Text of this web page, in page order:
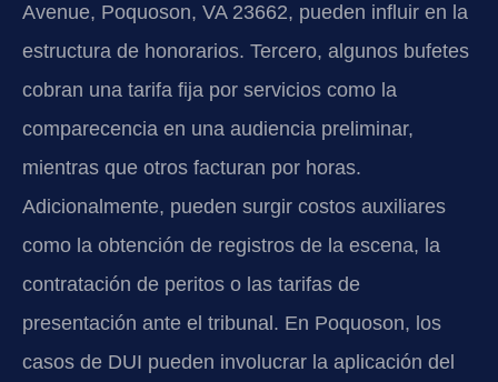
Avenue, Poquoson, VA 23662, pueden influir en la
estructura de honorarios. Tercero, algunos bufetes
cobran una tarifa fija por servicios como la
comparecencia en una audiencia preliminar,
mientras que otros facturan por horas.
Adicionalmente, pueden surgir costos auxiliares
como la obtención de registros de la escena, la
contratación de peritos o las tarifas de
presentación ante el tribunal. En Poquoson, los
casos de DUI pueden involucrar la aplicación del